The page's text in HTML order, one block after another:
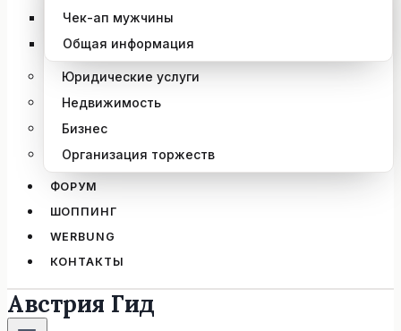
Чек-ап мужчины
Общая информация
Юридические услуги
Недвижимость
Бизнес
Организация торжеств
ФОРУМ
ШОППИНГ
WERBUNG
КОНТАКТЫ
Австрия Гид